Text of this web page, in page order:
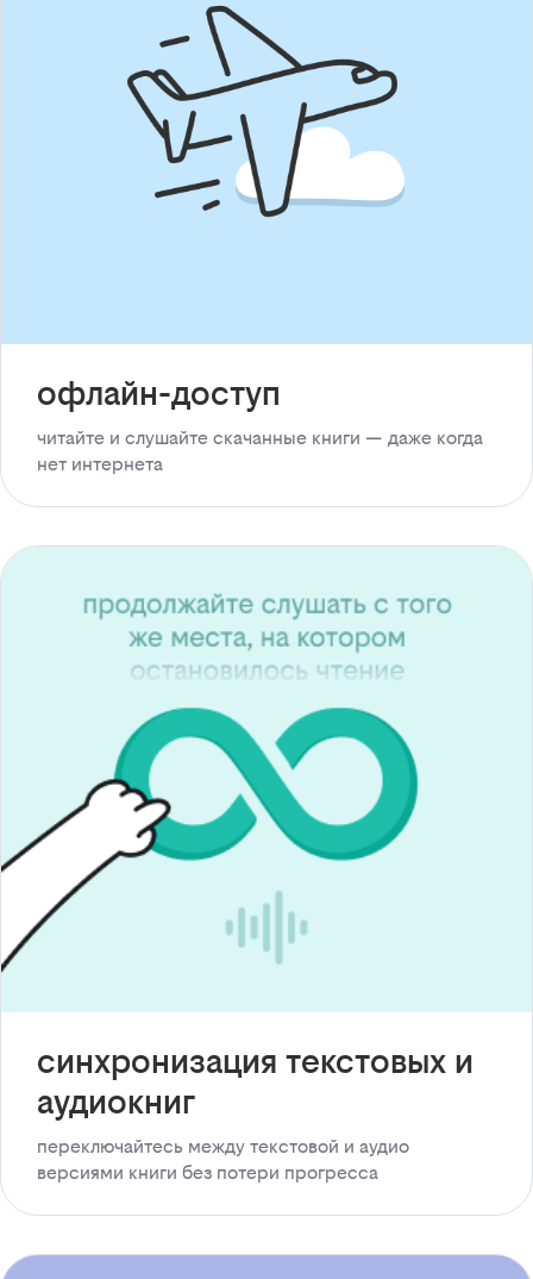
офлайн-доступ
читайте и слушайте скачанные книги — даже когда
нет интернета
синхронизация текстовых и
аудиокниг
переключайтесь между текстовой и аудио
версиями книги без потери прогресса